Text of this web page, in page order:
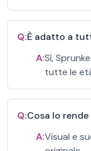
Q:È adatto a
A:Sì,
tutte le
Q:Cosa lo
A:Visual e